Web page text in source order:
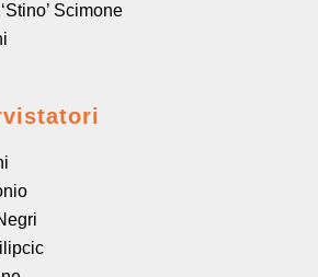
Scimone